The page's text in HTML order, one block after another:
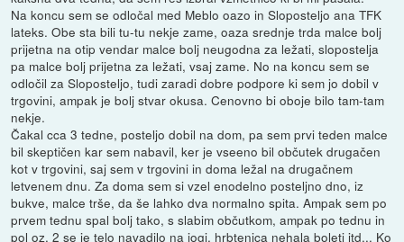
Na koncu sem se odločal med Meblo oazo in Sloposteljo ana TFK
lateks. Obe sta bili tu-tu nekje zame, oaza srednje trda malce bolj
prijetna na otip vendar malce bolj neugodna za ležati, slopostelja
pa malce bolj prijetna za ležati, vsaj zame. No na koncu sem se
odločil za Sloposteljo, tudi zaradi dobre podpore ki sem jo dobil v
trgovini, ampak je bolj stvar okusa. Cenovno bi oboje bilo tam-tam
nekje.
Čakal cca 3 tedne, posteljo dobil na dom, pa sem prvi teden malce
bil skeptičen kar sem nabavil, ker je vseeno bil občutek drugačen
kot v trgovini, saj sem v trgovini in doma ležal na drugačnem
letvenem dnu. Za doma sem si vzel enodelno posteljno dno, iz
bukve, malce trše, da še lahko dva normalno spita. Ampak sem po
prvem tednu spal bolj tako, s slabim občutkom, ampak po tednu in
pol oz. 2 se je telo navadilo na jogi, hrbtenica nehala boleti itd... Ko